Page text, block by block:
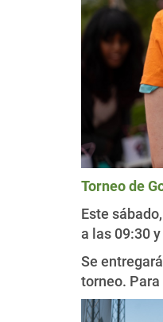
Torneo de
Este
a las 09:30
Se
torneo.